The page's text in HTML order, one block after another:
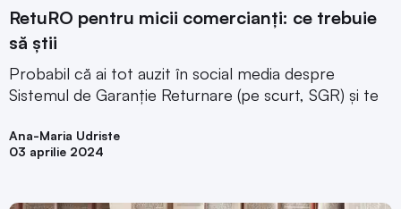
RetuRO pentru micii comercianți: ce trebuie
să știi
Probabil că ai tot auzit în social media despre
Sistemul de Garanție Returnare (pe scurt, SGR) și te
Ana-Maria Udriste
03 aprilie 2024